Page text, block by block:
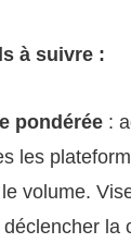
à suivre :
pondérée :
les
volume.
la